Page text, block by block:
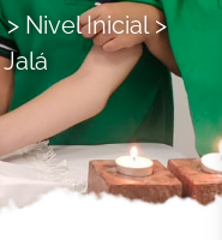
> Nivel Inicial>